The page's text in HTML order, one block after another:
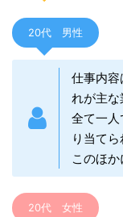
20代 男性
仕事内
れが主な
全て一
り当て
このほか
20代 女性